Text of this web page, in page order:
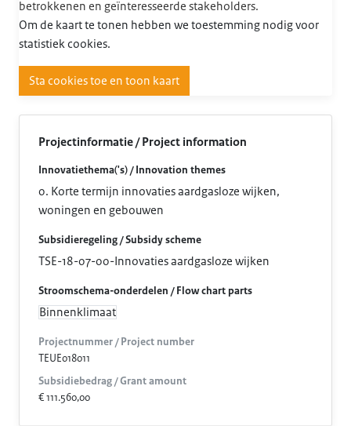
betrokkenen en geïnteresseerde stakeholders.
Om de kaart te tonen hebben we toestemming nodig voor
statistiek cookies.
Sta cookies toe en toon kaart
Projectinformatie / Project information
Innovatiethema('s) / Innovation themes
0. Korte termijn innovaties aardgasloze wijken,
woningen en gebouwen
Subsidieregeling / Subsidy scheme
TSE-18-07-00-Innovaties aardgasloze wijken
Stroomschema-onderdelen / Flow chart parts
Binnenklimaat
Projectnummer / Project number
TEUE018011
Subsidiebedrag / Grant amount
€ 111.560,00